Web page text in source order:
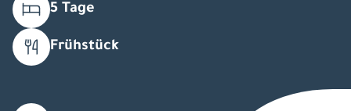
5 Tage
Frühstück